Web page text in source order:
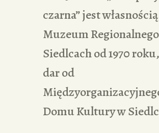
czarna” jest własnością
Muzeum
Siedlcach od 1970
dar od
Domu Kultury w